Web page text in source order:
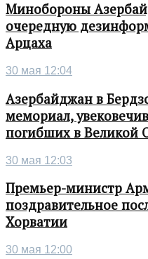
Минобороны
очередную
Арцаха
30 мая 12:04
Азербайджан в
мемориал,
погибших в Великой
30 мая 12:03
Премьер-министр
поздравительное
Хорватии
30 мая 12:00